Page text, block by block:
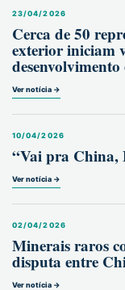
23/04/2026
Cerca de 50
exterior iniciam
Ver notícia →
10/04/2026
“Vai pra China,
Ver notícia →
02/04/2026
Minerais raros
disputa entre
Ver notícia →